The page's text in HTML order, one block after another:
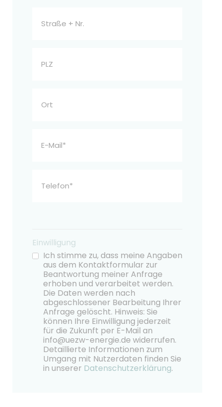
Mail
Einwilligung
Ich stimme zu, dass meine Angaben
aus dem Kontaktformular zur
Beantwortung meiner Anfrage
erhoben und verarbeitet werden.
Die Daten werden nach
abgeschlossener Bearbeitung Ihrer
Anfrage gelöscht. Hinweis: Sie
können Ihre Einwilligung jederzeit
für die Zukunft per E-Mail an
info@uezw-energie.de widerrufen.
Detaillierte Informationen zum
Umgang mit Nutzerdaten finden Sie
in unserer Datenschutzerklärung.